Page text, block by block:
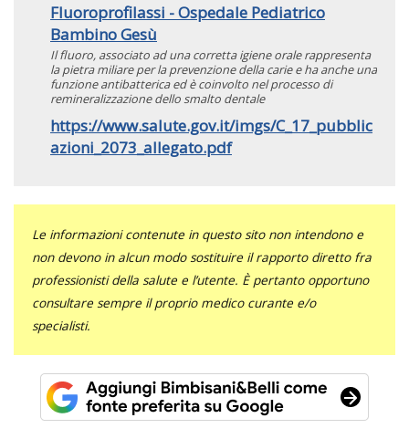
Fluoroprofilassi - Ospedale Pediatrico
Bambino Gesù
Il fluoro, associato ad una corretta igiene orale rappresenta
la pietra miliare per la prevenzione della carie e ha anche una
funzione antibatterica ed è coinvolto nel processo di
remineralizzazione dello smalto dentale
https://www.salute.gov.it/imgs/C_17_pubblic
azioni_2073_allegato.pdf
Le informazioni contenute in questo sito non intendono e
non devono in alcun modo sostituire il rapporto diretto fra
professionisti della salute e l’utente. È pertanto opportuno
consultare sempre il proprio medico curante e/o
specialisti.